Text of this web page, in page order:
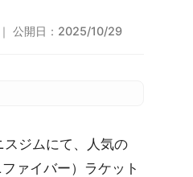
｜ 公開日：2025/10/29
ジムにて、人気の
ァイバー）ラケット